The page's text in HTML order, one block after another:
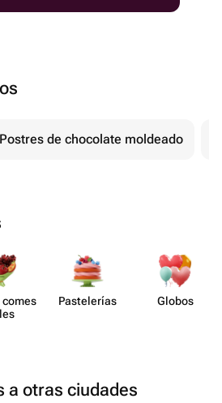
Postres de chocolate moldeado
comes​
Paste​lerías Globos
a otras ciudades